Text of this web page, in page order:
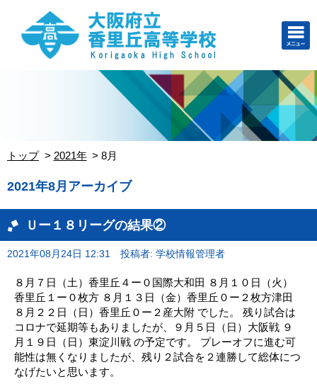
トップ 2021年 8月
2021年8月アーカイブ
Ｕー１８リーグの結果②
2021年08月24日 12:31 投稿者: 学校情報管理者
８月７日（土）香里丘４ー０国際大和田 ８月１０日（火）
香里丘１ー０枚方 ８月１３日（金）香里丘０ー２枚方津田
８月２２日（日）香里丘０ー２産大附 でした。 残り試合は
コロナで延期等もありましたが、９月５日（日）大阪戦 ９
月１９日（日）東淀川戦 の予定です。 プレーオフに進む可
能性は無くなりましたが、残り２試合を２連勝して総体につ
なげたいと思います。